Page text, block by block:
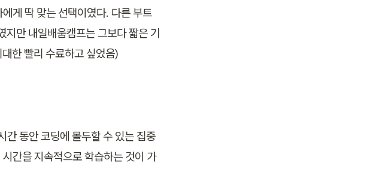
게 딱 맞는 선택이였다. 다른 부트
만 내일배움캠프는 그보다 짧은 기
한 빨리 수료하고 싶었음)
동안 코딩에 몰두할 수 있는 집중
간을 지속적으로 학습하는 것이 가